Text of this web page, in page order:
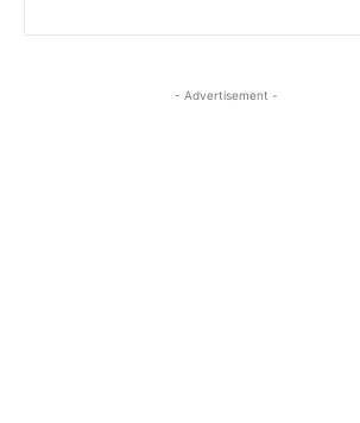
- Advertisement -